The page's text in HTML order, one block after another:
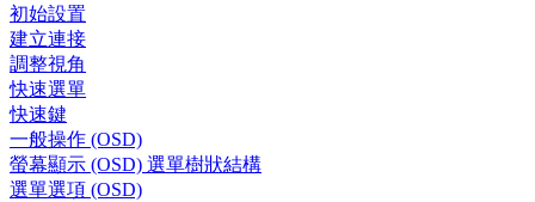
初始設置
建立連接
調整視角
快速選單
快速鍵
一般操作 (OSD)
螢幕顯示 (OSD) 選單樹狀結構
選單選項 (OSD)